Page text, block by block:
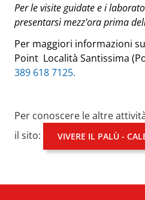
Per le visite guidate e i
presentarsi mezz'ora prima
Per maggiori informazioni
Point Località Santissima
389 618 7125.
Per conoscere le altre
il sito:
VIVERE IL PALÙ -